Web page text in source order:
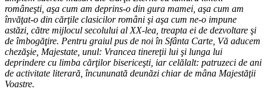
româneşti, aşa cum am deprins-o din gura mamei, aşa cum am
învăţat-o din cărţile clasicilor români şi aşa cum ne-o impune
astăzi, către mijlocul secolului al XX-lea, treapta ei de dezvoltare şi
de îmbogăţire. Pentru graiul pus de noi în Sfânta Carte, Vă aducem
chezăşie, Majestate, unul: Vrancea tinereţii lui şi lunga lui
deprindere cu limba cărţilor bisericeşti, iar celălalt: patruzeci de ani
de activitate literară, încununată deunăzi chiar de mâna Majestăţii
Voastre.